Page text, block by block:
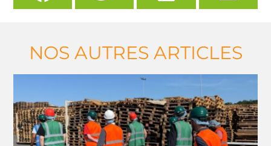
NOS AUTRES ARTICLES